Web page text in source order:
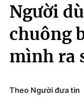
Chính trị
Xã hội
Pháp luật
Thể thao
Truyền
Văn hóa -
Y tế
Công nghệ
Người
chuông
mình ra
Theo Người đưa tin